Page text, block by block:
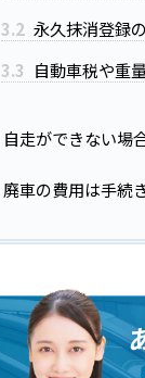
3.2 永久抹消登録
3.3 自動車税や重
自走ができない場
廃車の費用は手続